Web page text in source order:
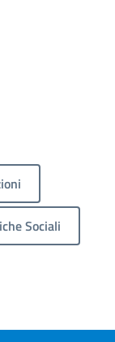
Sociali